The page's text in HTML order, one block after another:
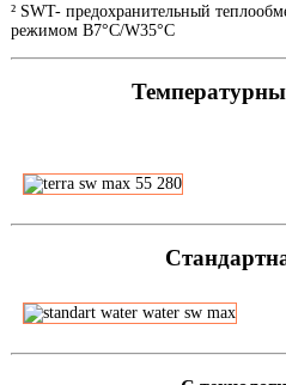
² SWT- предохранительный
режимом B7°C/W35°C